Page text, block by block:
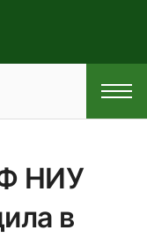
НИУ
в